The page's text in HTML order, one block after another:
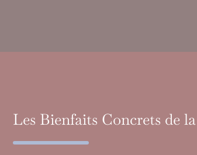
Les Bienfaits Concrets de